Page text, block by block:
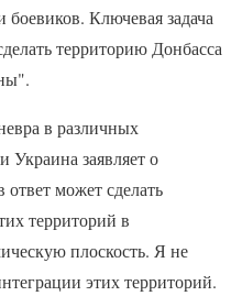
Ключевая задача
территорию Донбасса
в различных
Украина заявляет о
может сделать
территорий в
плоскость. Я не
этих территорий.